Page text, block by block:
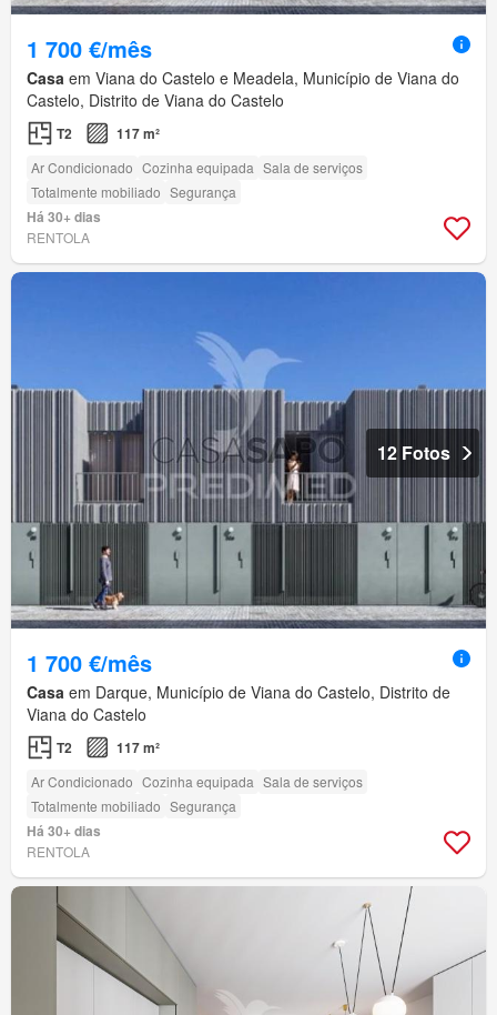
1 700 €/mês
Casa em Viana do Castelo e Meadela, Município de Viana do
Castelo, Distrito de Viana do Castelo
T2 117 m²
Ar Condicionado Cozinha equipada Sala de serviços
Totalmente mobiliado Segurança
Há 30+ dias
RENTOLA
12 Fotos
1 700 €/mês
Casa em Darque, Município de Viana do Castelo, Distrito de
Viana do Castelo
T2 117 m²
Ar Condicionado Cozinha equipada Sala de serviços
Totalmente mobiliado Segurança
Há 30+ dias
RENTOLA